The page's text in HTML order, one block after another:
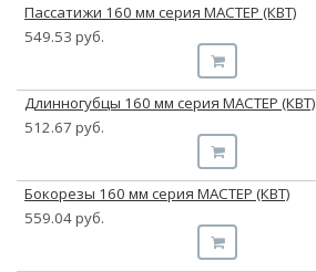
Пассатижи 160 мм серия МАСТЕР (КВТ)
549.53 руб.
Длинногубцы 160 мм серия МАСТЕР (КВТ)
512.67 руб.
Бокорезы 160 мм серия МАСТЕР (КВТ)
559.04 руб.